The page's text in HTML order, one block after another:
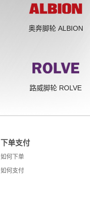
奥奔脚轮 ALBION
路威脚轮 ROLVE
下单支付
如何下单
如何支付